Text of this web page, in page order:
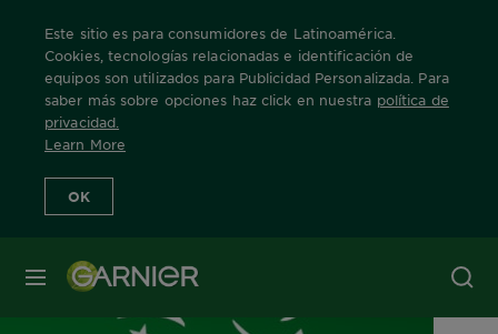
Este sitio es para consumidores de Latinoamérica.
Cookies, tecnologías relacionadas e identificación de
equipos son utilizados para Publicidad Personalizada. Para
saber más sobre opciones haz click en nuestra política de
privacidad
Learn More
OK
MENÚ
Home CRUELTY FREE